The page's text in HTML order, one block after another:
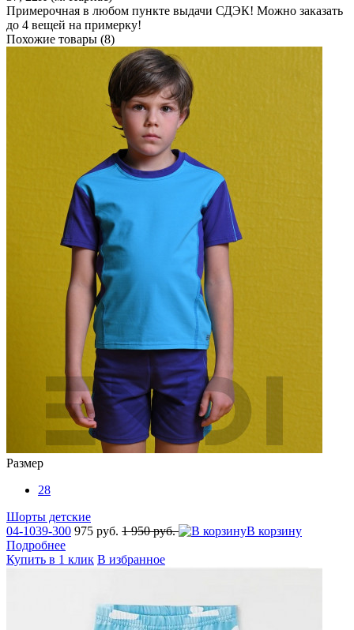
Примерочная в любом пункте выдачи СДЭК! Можно заказать
до 4 вещей на примерку!
Похожие товары (8)
Размер
28
Шорты детские
04-1039-300 975 руб. 1 950 руб.
В корзину
Подробнее
Купить в 1 клик В избранное